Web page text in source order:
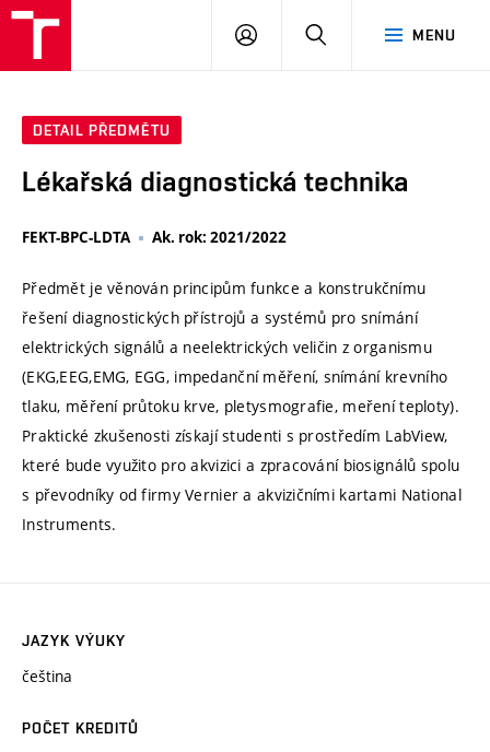
MENU
PŘIHLÁSIT
DETAIL PŘEDMĚTU
Lékařská diagnostická technika
FEKT-BPC-LDTA Ak. rok: 2021/2022
Předmět je věnován principům funkce a konstrukčnímu
řešení diagnostických přístrojů a systémů pro snímání
elektrických signálů a neelektrických veličin z organismu
(EKG,EEG,EMG, EGG, impedanční měření, snímání krevního
tlaku, měření průtoku krve, pletysmografie, meření teploty).
Praktické zkušenosti získají studenti s prostředím LabView,
které bude využito pro akvizici a zpracování biosignálů spolu
s převodníky od firmy Vernier a akvizičními kartami National
Instruments.
JAZYK VÝUKY
čeština
POČET KREDITŮ